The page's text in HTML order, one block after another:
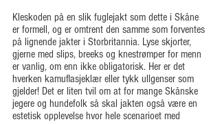
Kleskoden på en slik fuglejakt som dette i Skåne
er formell, og er omtrent den samme som forventes
på lignende jakter i Storbritannia. Lyse skjorter,
gjerne med slips, breeks og knestrømper for menn
er vanlig, om enn ikke obligatorisk. Her er det
hverken kamuflasjeklær eller tykk ullgenser som
gjelder! Det er liten tvil om at for mange Skånske
jegere og hundefolk så skal jakten også være en
estetisk opplevelse hvor hele scenarioet med